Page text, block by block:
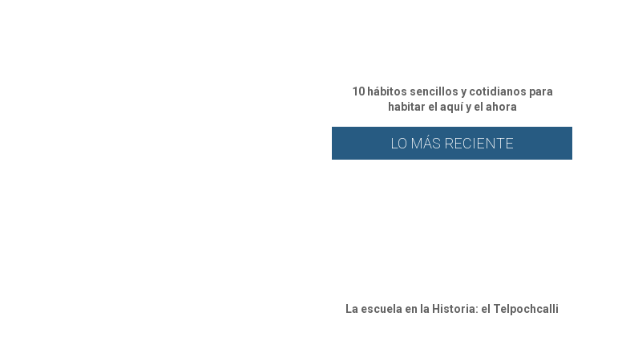
10 hábitos sencillos y cotidianos para
habitar el aquí y el ahora
LO MÁS RECIENTE
La escuela en la Historia: el Telpochcalli